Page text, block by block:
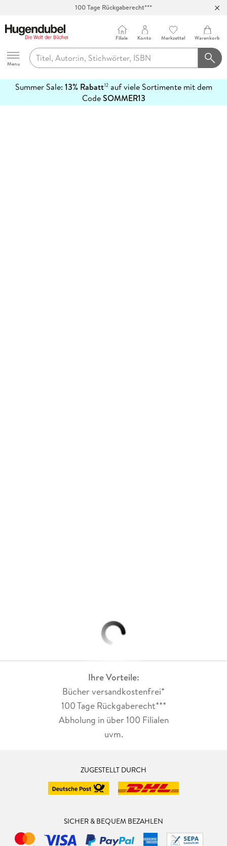
100 Tage Rückgaberecht***
Hugendubel
Menu
Filiale Konto Merkzettel Warenkorb
Summer Sale: 13% Rabatt12auf viele Sortimente mit dem
CodeSOMMER13
erfahren
Ihre Vorteile:
Bücher versandkostenfrei*
100 Tage Rückgaberecht***
Abholung in über 100 Filialen
uvm.
ZUGESTELLT DURCH
SICHER & BEQUEM BEZAHLEN